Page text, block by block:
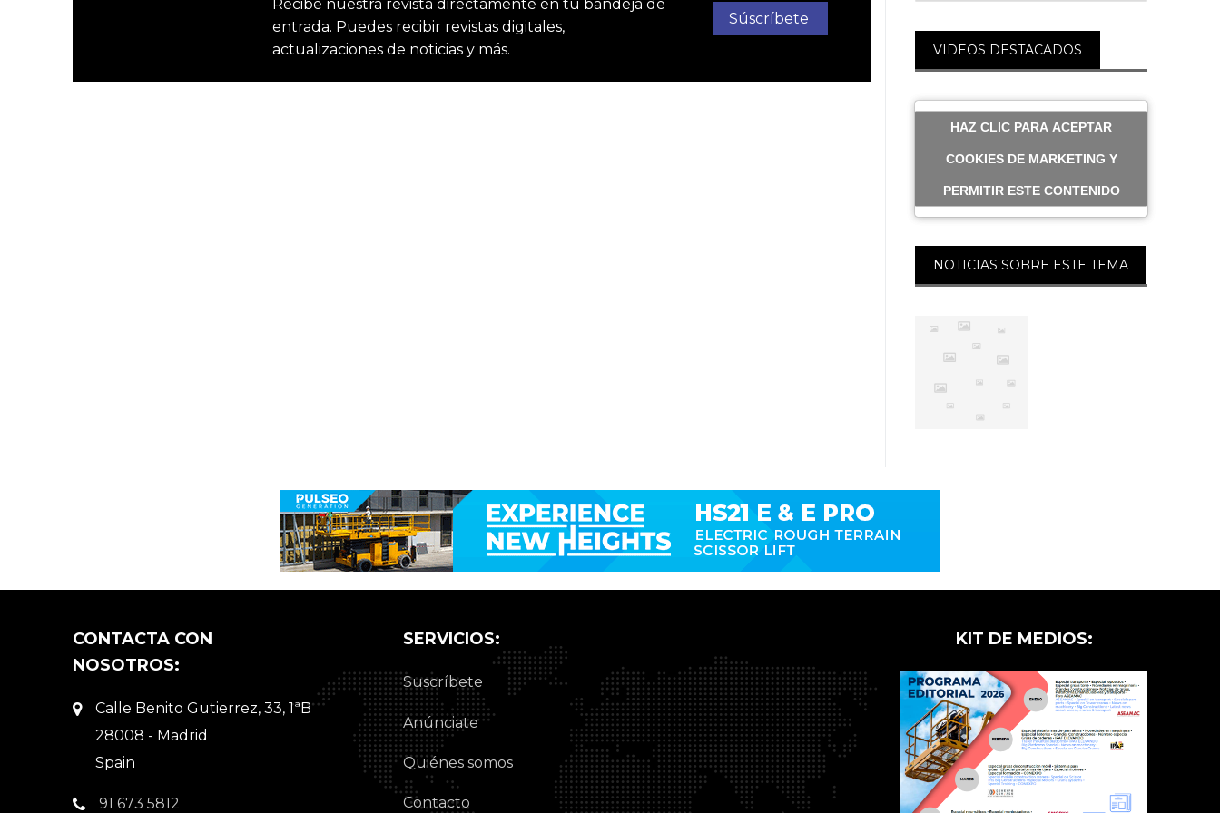
Recibe nuestra revista directamente en tu bandeja de
entrada. Puedes recibir revistas digitales,
actualizaciones de noticias y más.
Súscríbete
VIDEOS DESTACADOS
HAZ CLIC PARA ACEPTAR
COOKIES DE MARKETING Y
PERMITIR ESTE CONTENIDO
NOTICIAS SOBRE ESTE TEMA
CONTACTA CON
NOSOTROS:
Calle Benito Gutierrez, 33, 1ªB
28008 - Madrid
Spain
91 673 5812
SERVICIOS:
Suscríbete
Anúnciate
Quiénes somos
Contacto
KIT DE MEDIOS: